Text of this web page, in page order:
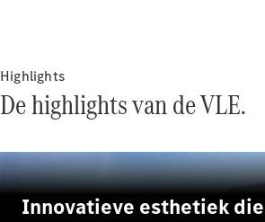
Klasse
Berline
EQE
EQS
Berline
Elektrisch
E-Klasse
Berline
Highlights
De highlights van de VLE.
Innovatieve esthetiek